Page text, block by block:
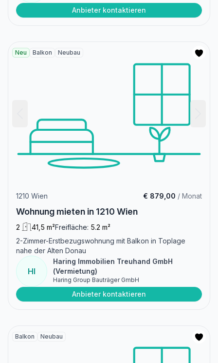
Anbieter kontaktieren
Neu Balkon Neubau
1210 Wien € 879,00 / Monat
Wohnung mieten in 1210 Wien
2 41,5 m²Freifläche: 5.2 m²
2-Zimmer-Erstbezugswohnung mit Balkon in Toplage
nahe der Alten Donau
HI
Haring Immobilien Treuhand GmbH
(Vermietung)
Haring Group Bauträger GmbH
Anbieter kontaktieren
Balkon Neubau